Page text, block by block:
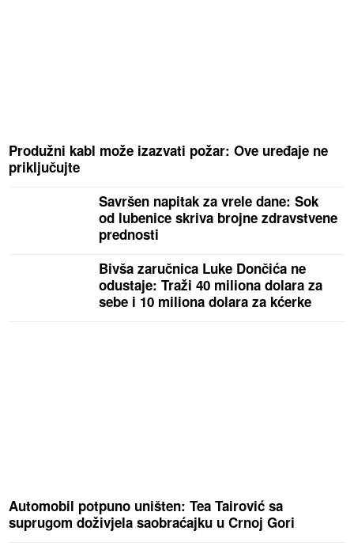
Produžni kabl može izazvati požar: Ove uređaje ne
priključujte
Savršen napitak za vrele dane: Sok
od lubenice skriva brojne zdravstvene
prednosti
Bivša zaručnica Luke Dončića ne
odustaje: Traži 40 miliona dolara za
sebe i 10 miliona dolara za kćerke
Automobil potpuno uništen: Tea Tairović sa
suprugom doživjela saobraćajku u Crnoj Gori